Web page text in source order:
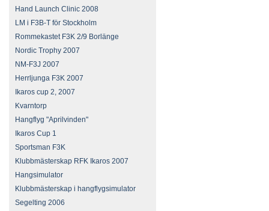
Hand Launch Clinic 2008
LM i F3B-T för Stockholm
Rommekastet F3K 2/9 Borlänge
Nordic Trophy 2007
NM-F3J 2007
Herrljunga F3K 2007
Ikaros cup 2, 2007
Kvarntorp
Hangflyg "Aprilvinden"
Ikaros Cup 1
Sportsman F3K
Klubbmästerskap RFK Ikaros 2007
Hangsimulator
Klubbmästerskap i hangflygsimulator
Segelting 2006